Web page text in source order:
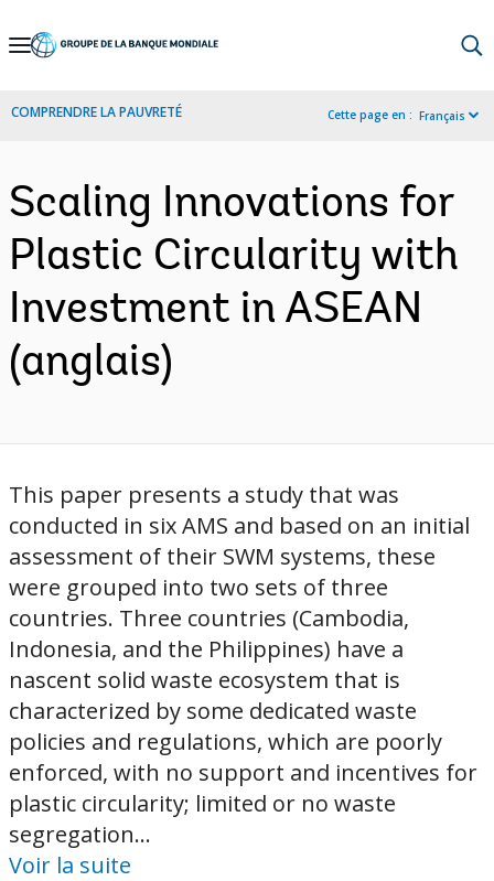
Skip
Navigation
COMPRENDRE LA PAUVRETÉ Cette page en : Français
Scaling Innovations for
Plastic Circularity with
Investment in ASEAN
(anglais)
This paper presents a study that was
conducted in six AMS and based on an initial
assessment of their SWM systems, these
were grouped into two sets of three
countries. Three countries (Cambodia,
Indonesia, and the Philippines) have a
nascent solid waste ecosystem that is
characterized by some dedicated waste
policies and regulations, which are poorly
enforced, with no support and incentives for
plastic circularity; limited or no waste
segregation...
Voir la suite